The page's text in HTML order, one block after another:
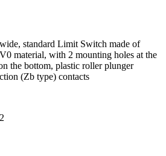
standard Limit Switch made of
material, with 2 mounting holes at the
the bottom, plastic roller plunger
(Zb type) contacts